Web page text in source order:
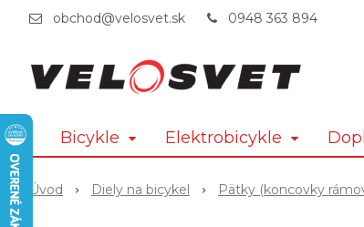
obchod@velosvet.sk 0948 363 894
Bicykle Elektrobicykle
Úvod Diely na bicykel Pätky (koncovky